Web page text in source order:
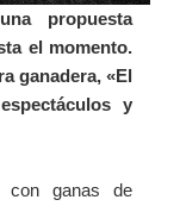
propuesta
el momento.
ganadera, «El
y
ganas de